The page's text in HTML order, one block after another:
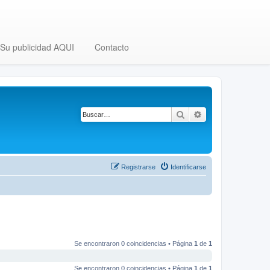
publicidad AQUI Contacto
Buscar
Identificarse
Registrarse
Se encontraron 0 coincidencias • Página 1 de 1
Se encontraron 0 coincidencias • Página 1 de 1